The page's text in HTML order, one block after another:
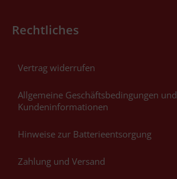
Rechtliches
Vertrag widerrufen
Allgemeine Geschäftsbedingungen und
Kundeninformationen
Hinweise zur Batterieentsorgung
Zahlung und Versand